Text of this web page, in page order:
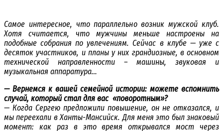
Самое интересное, что параллельно возник мужской клуб.
Хотя считается, что мужчины меньше настроены на
подобные собрания по увлечениям. Сейчас в клубе — уже с
десяток участников, и планы у них грандиозные, в основном
технической направленности – машины, звуковая и
музыкальная аппаратура…
— Вернемся к вашей семейной истории: можете вспомнить
случай, который стал для вас «поворотным»?
— Когда Сергею предложили повышение, он не отказался, и
мы переехали в Ханты-Мансийск. Для меня это был знаковый
момент: как раз в это время открывался мост через